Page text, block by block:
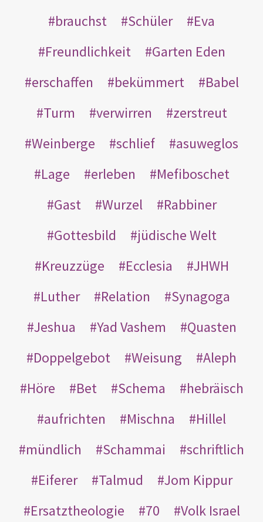
brauchst
Schüler
Eva
Freundlichkeit
Garten Eden
erschaffen
bekümmert
Babel
Turm
verwirren
zerstreut
Weinberge
schlief
asuweglos
Lage
erleben
Mefiboschet
Gast
Wurzel
Rabbiner
Gottesbild
jüdische Welt
Kreuzzüge
Ecclesia
JHWH
Luther
Relation
Synagoga
Jeshua
Yad Vashem
Quasten
Doppelgebot
Weisung
Aleph
Höre
Bet Schema
hebräisch
aufrichten
Mischna
Hillel
mündlich
Schammai
schriftlich
Eiferer
Talmud
Jom Kippur
Ersatztheologie
70 Volk Israel